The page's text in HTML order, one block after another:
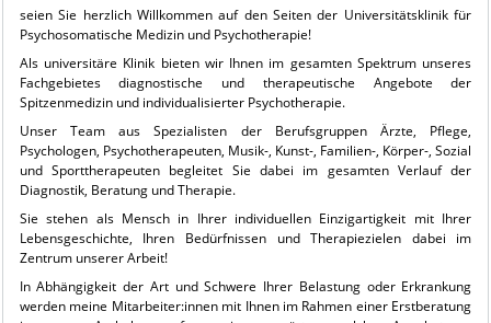
seien Sie herzlich Willkommen auf den Seiten der Universitätsklinik für
Psychosomatische Medizin und Psychotherapie!
Als universitäre Klinik bieten wir Ihnen im gesamten Spektrum unseres
Fachgebietes diagnostische und therapeutische Angebote der
Spitzenmedizin und individualisierter Psychotherapie.
Unser Team aus Spezialisten der Berufsgruppen Ärzte, Pflege,
Psychologen, Psychotherapeuten, Musik-, Kunst-, Familien-, Körper-, Sozial
und Sporttherapeuten begleitet Sie dabei im gesamten Verlauf der
Diagnostik, Beratung und Therapie.
Sie stehen als Mensch in Ihrer individuellen Einzigartigkeit mit Ihrer
Lebensgeschichte, Ihren Bedürfnissen und Therapiezielen dabei im
Zentrum unserer Arbeit!
In Abhängigkeit der Art und Schwere Ihrer Belastung oder Erkrankung
werden meine Mitarbeiter:innen mit Ihnen im Rahmen einer Erstberatung